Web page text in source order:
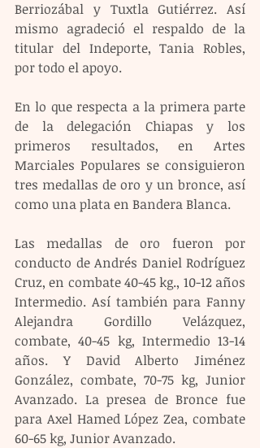
Berriozábal y Tuxtla Gutiérrez. Así
mismo agradeció el respaldo de la
titular del Indeporte, Tania Robles,
por todo el apoyo.
En lo que respecta a la primera parte
de la delegación Chiapas y los
primeros resultados, en Artes
Marciales Populares se consiguieron
tres medallas de oro y un bronce, así
como una plata en Bandera Blanca.
Las medallas de oro fueron por
conducto de Andrés Daniel Rodríguez
Cruz, en combate 40-45 kg., 10-12 años
Intermedio. Así también para Fanny
Alejandra Gordillo Velázquez,
combate, 40-45 kg, Intermedio 13-14
años. Y David Alberto Jiménez
González, combate, 70-75 kg, Junior
Avanzado. La presea de Bronce fue
para Axel Hamed López Zea, combate
60-65 kg, Junior Avanzado.